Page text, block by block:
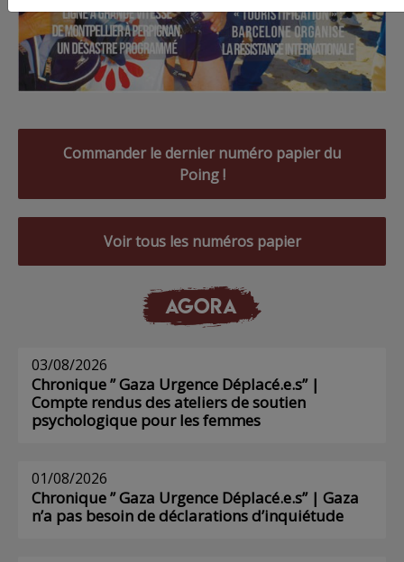
Commander le dernier numéro papier du
Poing !
Voir tous les numéros papier
AGORA
03/08/2026
Chronique ” Gaza Urgence Déplacé.e.s” |
Compte rendus des ateliers de soutien
psychologique pour les femmes
01/08/2026
Chronique ” Gaza Urgence Déplacé.e.s” | Gaza
n’a pas besoin de déclarations d’inquiétude